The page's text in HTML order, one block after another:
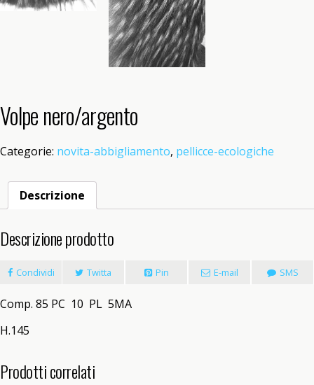
Volpe nero/argento
Categorie: novita-abbigliamento, pellicce-ecologiche
Descrizione
Descrizione prodotto
Condividi Twitta Pin E-mail SMS
Comp. 85 PC 10 PL 5MA
H.145
Prodotti correlati